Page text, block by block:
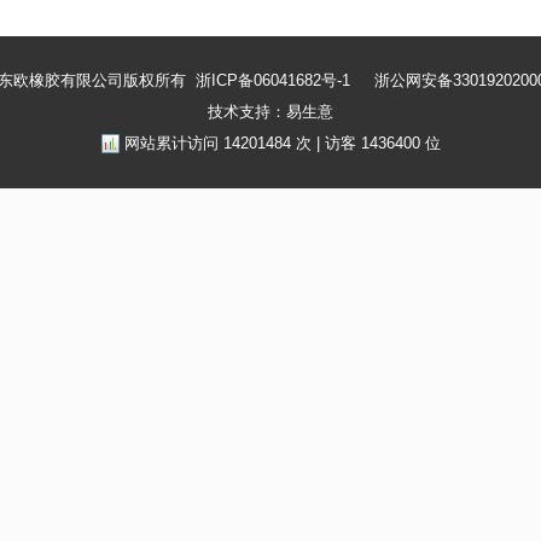
欧橡胶有限公司版权所有 浙ICP备06041682号-1
浙公网安备
技术支持：易生意
网站累计访问 14201484 次 | 访客 1436400 位